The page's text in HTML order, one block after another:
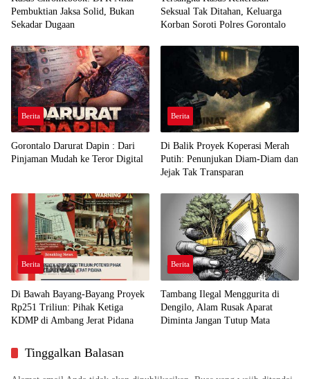
Pembuktian Jaksa Solid, Bukan
Sekadar Dugaan
Seksual Tak Ditahan, Keluarga
Korban Soroti Polres Gorontalo
Berita
Gorontalo Darurat Dapin : Dari
Pinjaman Mudah ke Teror Digital
Berita
Di Balik Proyek Koperasi Merah
Putih: Penunjukan Diam-Diam dan
Jejak Tak Transparan
Berita
Di Bawah Bayang-Bayang Proyek
Rp251 Triliun: Pihak Ketiga
KDMP di Ambang Jerat Pidana
Berita
Tambang Ilegal Menggurita di
Dengilo, Alam Rusak Aparat
Diminta Jangan Tutup Mata
Tinggalkan Balasan